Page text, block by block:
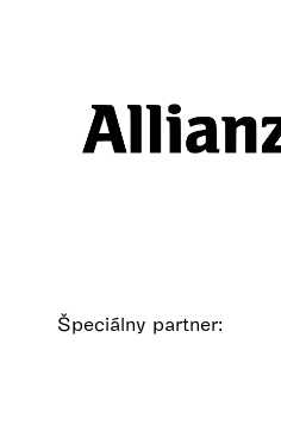
Špeciálny partner: